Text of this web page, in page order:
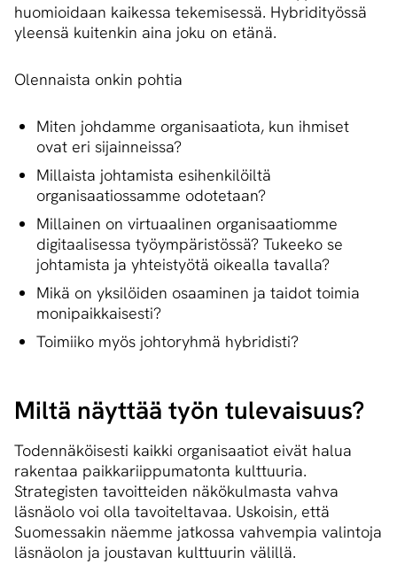
huomioidaan kaikessa tekemisessä. Hybridityössä
yleensä kuitenkin aina joku on etänä.
Olennaista onkin pohtia
Miten johdamme organisaatiota, kun ihmiset
ovat eri sijainneissa?
Millaista johtamista esihenkilöiltä
organisaatiossamme odotetaan?
Millainen on virtuaalinen organisaatiomme
digitaalisessa työympäristössä? Tukeeko se
johtamista ja yhteistyötä oikealla tavalla?
Mikä on yksilöiden osaaminen ja taidot toimia
monipaikkaisesti?
Toimiiko myös johtoryhmä hybridisti?
Miltä näyttää työn tulevaisuus?
Todennäköisesti kaikki organisaatiot eivät halua
rakentaa paikkariippumatonta kulttuuria.
Strategisten tavoitteiden näkökulmasta vahva
läsnäolo voi olla tavoiteltavaa. Uskoisin, että
Suomessakin näemme jatkossa vahvempia valintoja
läsnäolon ja joustavan kulttuurin välillä.